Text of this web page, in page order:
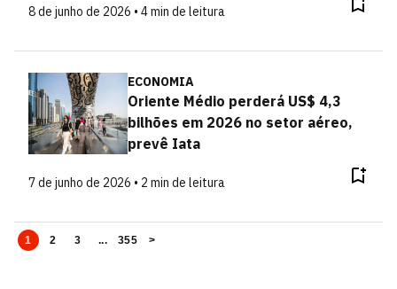
8 de junho de 2026 • 4 min de leitura
ECONOMIA
Oriente Médio perderá US$ 4,3
bilhões em 2026 no setor aéreo,
prevê Iata
7 de junho de 2026 • 2 min de leitura
1 2 3 ... 355 >